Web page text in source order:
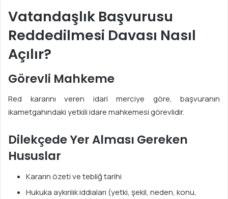
Vatandaşlık Başvurusu
Reddedilmesi Davası Nasıl
Açılır?
Görevli Mahkeme
Red kararını veren idari merciye göre, başvuranın
ikametgahındaki yetkili idare mahkemesi görevlidir.
Dilekçede Yer Alması Gereken
Hususlar
Kararın özeti ve tebliğ tarihi
Hukuka aykırılık iddiaları (yetki, şekil, neden, konu,